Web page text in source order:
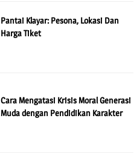
Pantai Klayar: Pesona, Lokasi Dan
Harga Tiket
Cara Mengatasi Krisis Moral Generasi
Muda dengan Pendidikan Karakter